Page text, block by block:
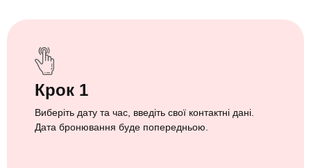
Крок 1
Виберіть дату та час, введіть свої контактні дані.
Дата бронювання буде попередньою.